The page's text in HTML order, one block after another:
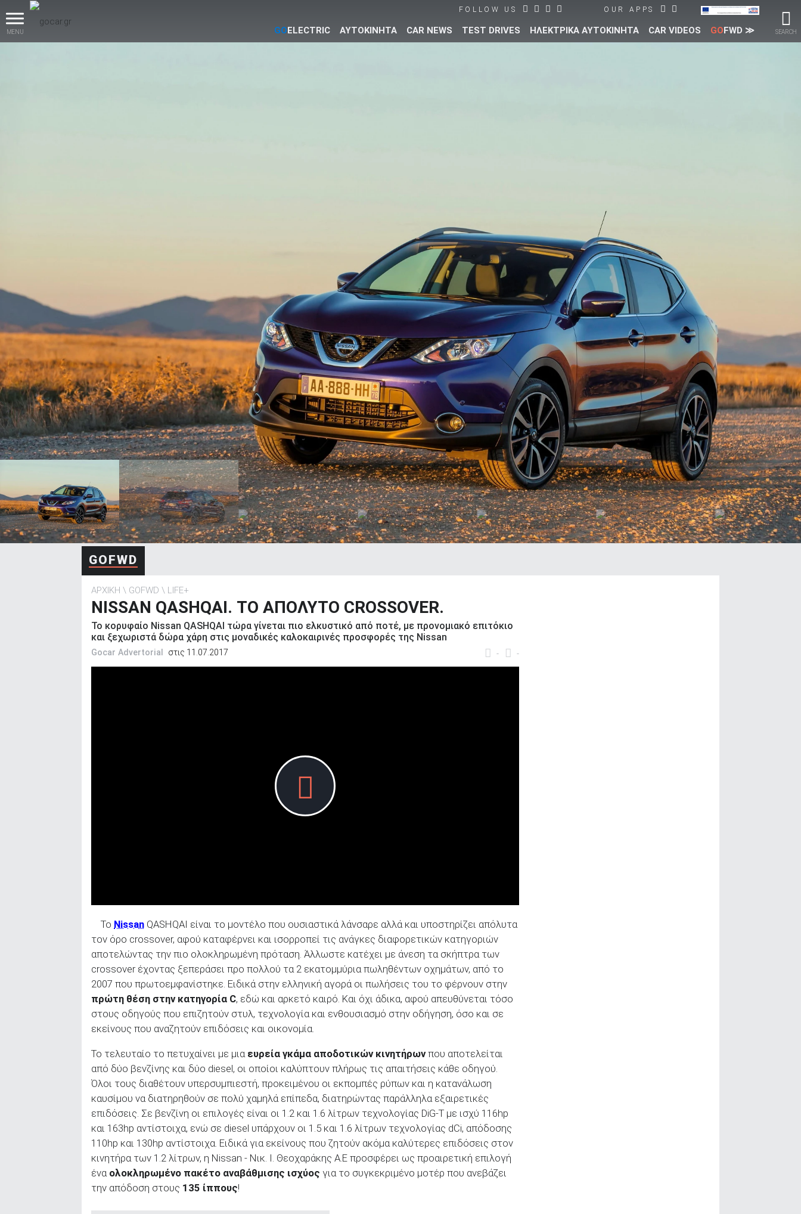
MENU SEARCH
FOLLOW US OUR APPS
GOELECTRIC ΑΥΤΟΚΙΝΗΤΑ CAR NEWS TEST DRIVES ΗΛΕΚΤΡΙΚΑ ΑΥΤΟΚΙΝΗΤΑ CAR VIDEOS GOFWD ≫
ΑΝΑΖΗΤΗΣΗ
Μεταχειρισμένα
ΑΝΑΖΗΤΗΣΗ
ΑΝΑΖΗΤΗΣΗ
GOFWD
ΑΡΧΙΚΗ GOFWD LIFE+
NISSAN QASHQAI. ΤΟ ΑΠΟΛΥΤΟ CROSSOVER.
Το κορυφαίο Nissan QASHQAI τώρα γίνεται πιο ελκυστικό από ποτέ, με προνομιακό επιτόκιο
και ξεχωριστά δώρα χάρη στις μοναδικές καλοκαιρινές προσφορές της Nissan
- -
Gocar Advertorial στις 11.07.2017
Το Nissan QASHQAI είναι το μοντέλο που ουσιαστικά λάνσαρε αλλά και υποστηρίζει απόλυτα
τον όρο crossover, αφού καταφέρνει και ισορροπεί τις ανάγκες διαφορετικών κατηγοριών
αποτελώντας την πιο ολοκληρωμένη πρόταση. Άλλωστε κατέχει με άνεση τα σκήπτρα των
crossover έχοντας ξεπεράσει προ πολλού τα 2 εκατομμύρια πωληθέντων οχημάτων, από το
2007 που πρωτοεμφανίστηκε. Ειδικά στην ελληνική αγορά οι πωλήσεις του το φέρνουν στην
πρώτη θέση στην κατηγορία C, εδώ και αρκετό καιρό. Και όχι άδικα, αφού απευθύνεται τόσο
στους οδηγούς που επιζητούν στυλ, τεχνολογία και ενθουσιασμό στην οδήγηση, όσο και σε
εκείνους που αναζητούν επιδόσεις και οικονομία.
Το τελευταίο το πετυχαίνει με μια ευρεία γκάμα αποδοτικών κινητήρωνπου αποτελείται
από δύο βενζίνης και δύο diesel, οι οποίοι καλύπτουν πλήρως τις απαιτήσεις κάθε οδηγού.
Όλοι τους διαθέτουν υπερσυμπιεστή, προκειμένου οι εκπομπές ρύπων και η κατανάλωση
καυσίμου να διατηρηθούν σε πολύ χαμηλά επίπεδα, διατηρώντας παράλληλα εξαιρετικές
επιδόσεις. Σε βενζίνη οι επιλογές είναι οι 1.2 και 1.6 λίτρων τεχνολογίας DiG-T με ισχύ 116hp
και 163hp αντίστοιχα, ενώ σε diesel υπάρχουν οι 1.5 και 1.6 λίτρων τεχνολογίας dCi, απόδοσης
110hp και 130hp αντίστοιχα. Ειδικά για εκείνους που ζητούν ακόμα καλύτερες επιδόσεις στον
κινητήρα των 1.2 λίτρων, η Νissan - Νικ. Ι. Θεοχαράκης Α.Ε προσφέρει ως προαιρετική επιλογή
ένα ολοκληρωμένο πακέτο αναβάθμισης ισχύος για το συγκεκριμένο μοτέρ που ανεβάζει
την απόδοση στους 135 ίππους!